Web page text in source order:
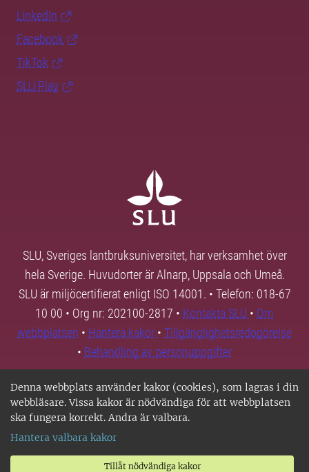
Denna webbplats använder kakor (cookies), som lagras i din
webbläsare. Vissa kakor är nödvändiga för att webbplatsen
ska fungera korrekt. Andra är valbara.
Hantera valbara kakor
Tillåt nödvändiga kakor
LinkedIn
Facebook
TikTok
SLU Play
SLU, Sveriges lantbruksuniversitet, har verksamhet över
hela Sverige. Huvudorter är Alnarp, Uppsala och Umeå.
SLU är miljöcertifierat enligt ISO 14001. • Telefon: 018-67
10 00 • Org nr: 202100-2817 • Kontakta SLU • Om
webbplatsen • Hantera kakor • Tillgänglighetsredogörelse
• Behandling av personuppgifter